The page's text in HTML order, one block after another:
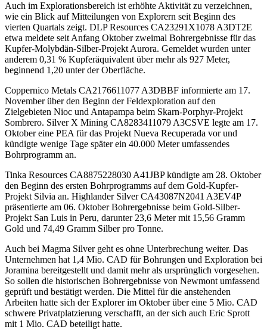
Auch im Explorationsbereich ist erhöhte Aktivität zu verzeichnen,
wie ein Blick auf Mitteilungen von Explorern seit Beginn des
vierten Quartals zeigt. DLP Resources CA23291X1078 A3DT2E
etwa meldete seit Anfang Oktober zweimal Bohrergebnisse für das
Kupfer-Molybdän-Silber-Projekt Aurora. Gemeldet wurden unter
anderem 0,31 % Kupferäquivalent über mehr als 927 Meter,
beginnend 1,20 unter der Oberfläche.
Coppernico Metals CA2176611077 A3DBBF informierte am 17.
November über den Beginn der Feldexploration auf den
Zielgebieten Nioc und Antapampa beim Skarn-Porphyr-Projekt
Sombrero. Silver X Mining CA8283411079 A3CSVE legte am 17.
Oktober eine PEA für das Projekt Nueva Recuperada vor und
kündigte wenige Tage später ein 40.000 Meter umfassendes
Bohrprogramm an.
Tinka Resources CA8875228030 A41JBPkündigte am 28. Oktober
den Beginn des ersten Bohrprogramms auf dem Gold-Kupfer-
Projekt Silvia an. Highlander SilverCA43087N2041 A3EV4P
präsentierte am 06. Oktober Bohrergebnisse beim Gold-Silber-
Projekt San Luis in Peru, darunter 23,6 Meter mit 15,56 Gramm
Gold und 74,49 Gramm Silber pro Tonne.
Auch bei Magma Silver geht es ohne Unterbrechung weiter. Das
Unternehmen hat 1,4 Mio. CAD für Bohrungen und Exploration bei
Joramina bereitgestellt und damit mehr als ursprünglich vorgesehen.
So sollen die historischen Bohrergebnisse von Newmont umfassend
geprüft und bestätigt werden. Die Mittel für die anstehenden
Arbeiten hatte sich der Explorer im Oktober über eine 5 Mio. CAD
schwere Privatplatzierung verschafft, an der sich auch Eric Sprott
mit 1 Mio. CAD beteiligt hatte.